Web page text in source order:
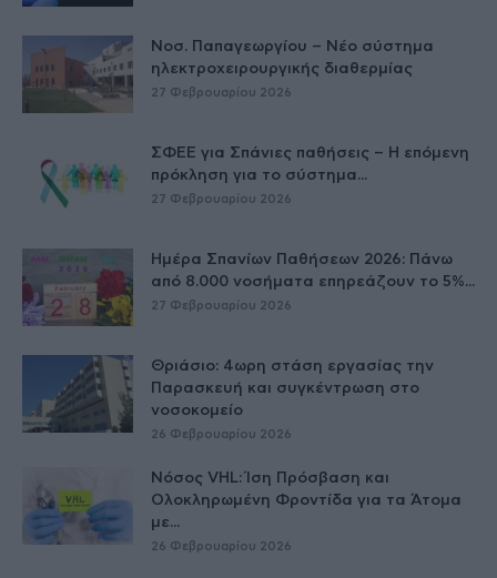
Νοσ. Παπαγεωργίου – Νέο σύστημα
ηλεκτροχειρουργικής διαθερμίας
27 Φεβρουαρίου 2026
ΣΦΕΕ για Σπάνιες παθήσεις – Η επόμενη
πρόκληση για το σύστημα...
27 Φεβρουαρίου 2026
Ημέρα Σπανίων Παθήσεων 2026: Πάνω
από 8.000 νοσήματα επηρεάζουν το 5%...
27 Φεβρουαρίου 2026
Θριάσιο: 4ωρη στάση εργασίας την
Παρασκευή και συγκέντρωση στο
νοσοκομείο
26 Φεβρουαρίου 2026
Νόσος VHL: Ίση Πρόσβαση και
Ολοκληρωμένη Φροντίδα για τα Άτομα
με...
26 Φεβρουαρίου 2026